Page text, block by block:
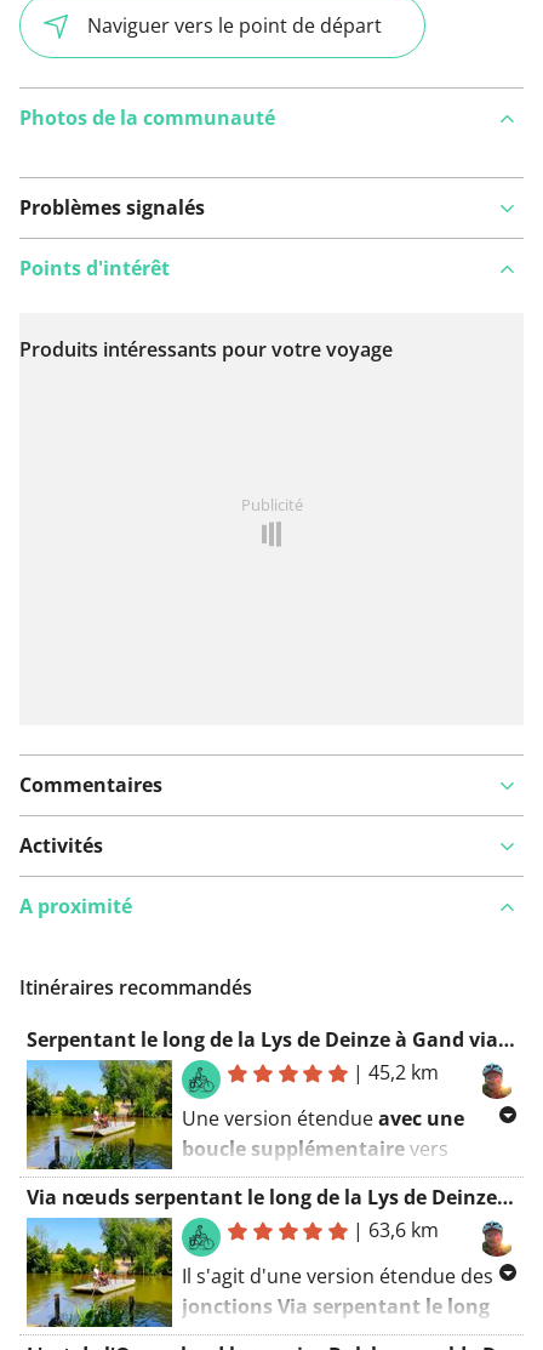
Naviguer vers le point de départ
Photos de la communauté
Problèmes signalés
Voir sur la carte
Points d'intérêt
Produits intéressants pour votre voyage
Publicité
Commentaires
Activités
A proximité
Itinéraires recommandés
Serpentant le long de la Lys de Deinze à Gand via des nœuds
|45,2 km
Une version étendueavec une
boucle supplémentairevers
Machelenet l'ancienne Lys sur le
canal annulaire peut être trouvée ici.
Cette balade à plat a pour but de
jeter un œilaux villas de la jet set
le long de la Lys.Beaucoup de gens
Via nœuds serpentant le long de la Lys de Deinze à Gand - étendu
| 63,6 km
Il s'agit d'une version étendue des
jonctions Via serpentant le long
de la Lys de Deinze à Gandque